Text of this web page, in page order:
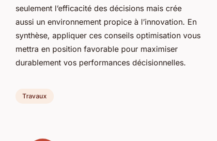
seulement l’efficacité des décisions mais crée
aussi un environnement propice à l’innovation. En
synthèse, appliquer ces conseils optimisation vous
mettra en position favorable pour maximiser
durablement vos performances décisionnelles.
Travaux